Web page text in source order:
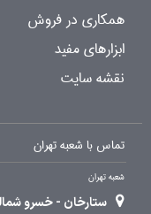
همکاری در فروش
ابزارهای مفید
نقشه سایت
تماس با شعبه تهران
شعبه تهران
ستارخان - خسرو شمالی -